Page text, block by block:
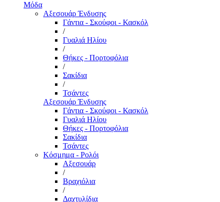
Μόδα
Αξεσουάρ Ένδυσης
Γάντια - Σκούφοι - Κασκόλ
/
Γυαλιά Ηλίου
/
Θήκες - Πορτοφόλια
/
Σακίδια
/
Τσάντες
Αξεσουάρ Ένδυσης
Γάντια - Σκούφοι - Κασκόλ
Γυαλιά Ηλίου
Θήκες - Πορτοφόλια
Σακίδια
Τσάντες
Κόσμημα - Ρολόι
Αξεσουάρ
/
Βραχιόλια
/
Δαχτυλίδια